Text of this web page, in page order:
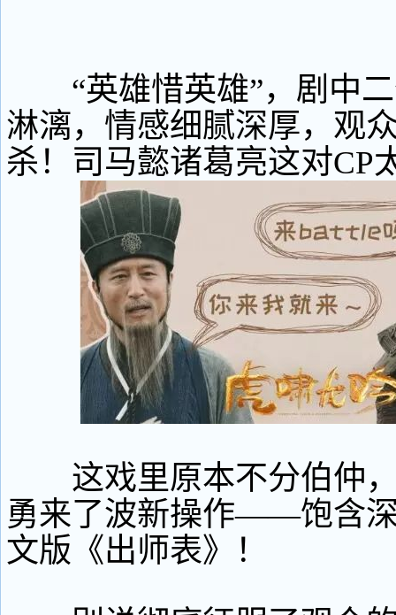
“英雄惜英雄”，剧中二
淋漓，情感细腻深厚，观
杀！司马懿诸葛亮这对CP
这戏里原本不分伯仲，
勇来了波新操作——饱含
文版《出师表》！